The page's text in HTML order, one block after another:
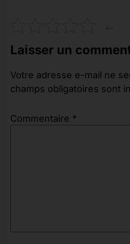
Laisser un
Votre adresse e-mail ne
champs obligatoires sont
Commentaire *